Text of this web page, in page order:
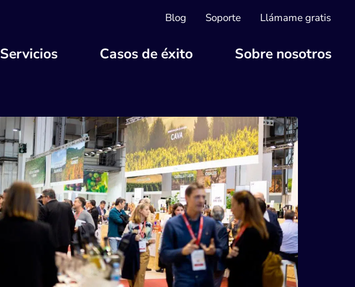
Blog Soporte Llámame gratis
Servicios Casos de éxito Sobre nosotros